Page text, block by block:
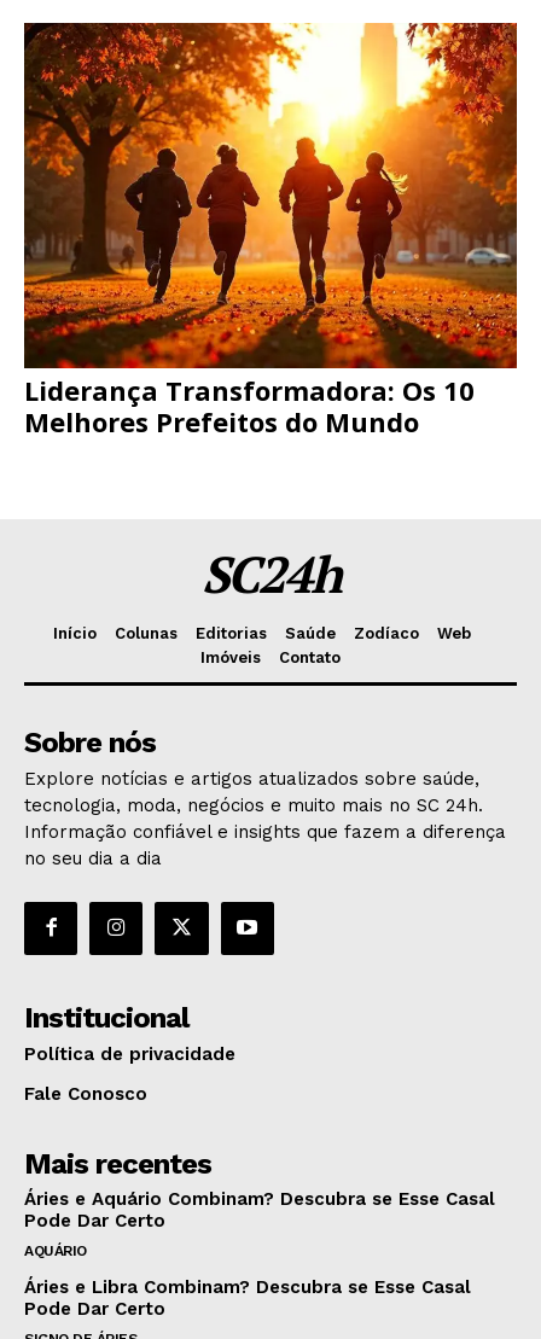
Liderança Transformadora: Os 10
Melhores Prefeitos do Mundo
SC24h
Início Colunas Editorias Saúde Zodíaco
Web
Imóveis
Contato
Sobre nós
Explore notícias e artigos atualizados sobre saúde,
tecnologia, moda, negócios e muito mais no SC 24h.
Informação confiável e insights que fazem a diferença
no seu dia a dia
Institucional
Política de privacidade
Fale Conosco
Mais recentes
Áries e Aquário Combinam? Descubra se Esse Casal
Pode Dar Certo
AQUÁRIO
Áries e Libra Combinam? Descubra se Esse Casal
Pode Dar Certo